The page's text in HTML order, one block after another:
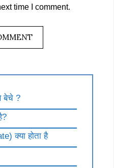
time I comment.
बेचे ?
क्या होता है